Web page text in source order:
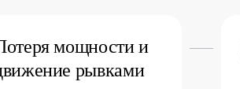
мощности и
рывками